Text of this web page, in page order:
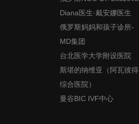
Diana医生·戴安娜医生
俄罗斯妈妈和孩子诊所-
MD集团
台北医学大学附设医院
斯堪的纳维亚（阿瓦彼得
综合医院）
曼谷BIC IVF中心